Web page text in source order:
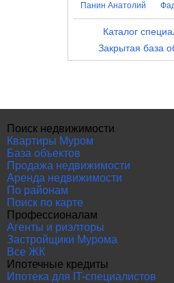
Панин Анатолий
Каталог
Закрытая база
Поиск недвижимости
Квартиры Муром
База объектов
Продажа недвижимости
Аренда недвижимости
По районам
Поиск по карте
Профессионалам
Агенты и риэлторы
Застройщики Мурома
Все ЖК
Ипотечные кредиты
Ипотека для IT-специалистов